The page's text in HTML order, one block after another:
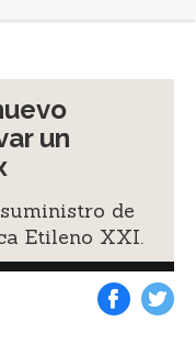
un
de
Etileno XXI.